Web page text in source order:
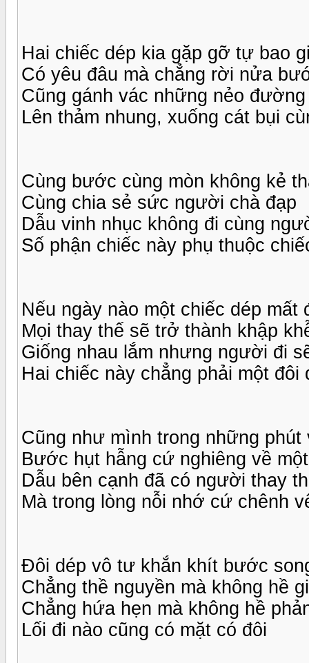
Hai chiếc dép kia gặp gỡ tự bao
Có yêu đâu mà chẳng rời nửa
Cũng gánh vác những nẻo
Lên thảm nhung, xuống cát bụi
Cùng bước cùng mòn không kẻ
Cùng chia sẻ sức người chà đạp
Dẫu vinh nhục không đi cùng
Số phận chiếc này phụ thuộc
Nếu ngày nào một chiếc dép mất
Mọi thay thế sẽ trở thành khập
Giống nhau lắm nhưng người đi
Hai chiếc này chẳng phải một đôi
Cũng như mình trong những phút
Bước hụt hẫng cứ nghiêng về
Dẫu bên cạnh đã có người thay
Mà trong lòng nỗi nhớ cứ chênh
Đôi dép vô tư khắn khít bước
Chẳng thề nguyền mà không hề
Chẳng hứa hẹn mà không hề
Lối đi nào cũng có mặt có đôi